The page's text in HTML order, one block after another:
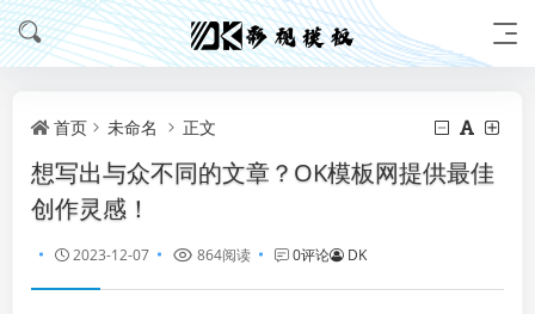
首页 未命名 正文
想写出与众不同的文章？OK模板网提供最佳
创作灵感！
2023-12-07 864阅读 0评论 DK